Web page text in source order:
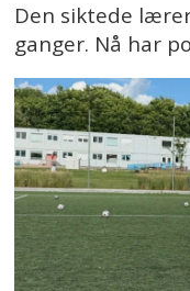
Den siktede
ganger. Nå har